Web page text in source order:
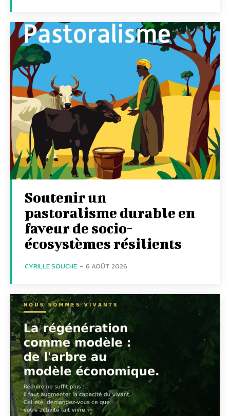
Soutenir un
pastoralisme durable en
faveur de socio-
écosystèmes résilients
CYRILLE SOUCHE - 6 AOÛT 2026